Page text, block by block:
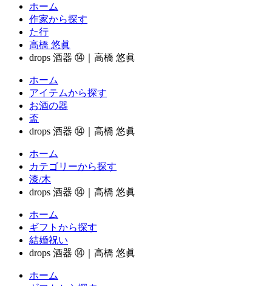
ホーム
作家から探す
た行
高橋 悠眞
drops 酒器 ⑭｜高橋 悠眞
ホーム
アイテムから探す
お酒の器
盃
drops 酒器 ⑭｜高橋 悠眞
ホーム
カテゴリーから探す
漆/木
drops 酒器 ⑭｜高橋 悠眞
ホーム
ギフトから探す
結婚祝い
drops 酒器 ⑭｜高橋 悠眞
ホーム